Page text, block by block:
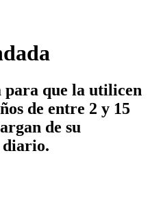
para que la utilicen
de entre 2 y 15
de su
diario.